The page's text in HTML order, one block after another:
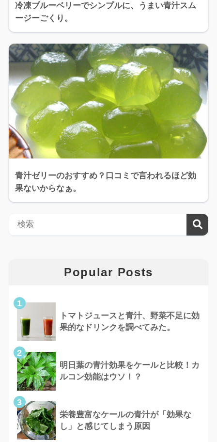
冷凍ブルーベリーでシンプルに、うまい青汁スム
ージーごくり。
青汁ゼリーのおすすめ？口コミで言われるほど効
果ないからなぁ。
Popular Posts
1
トマトジュースと青汁、野菜不足に効
果的なドリンクを調べてみた。
2
明日葉の青汁効果をケールと比較！カ
ルコン効能はウソ！？
3
栄養豊富なケールの青汁が「効果な
し」と感じてしまう原因